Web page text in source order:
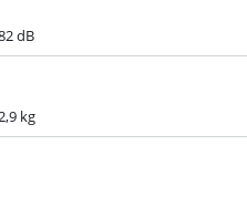
dB
2,9 kg